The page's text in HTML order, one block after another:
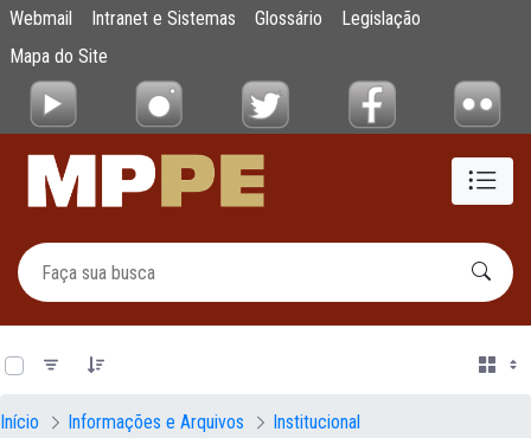
Pular para o Conteúdo principal
Documentos
Webmail Intranet e Sistemas Glossário
Legislação
Mapa do Site
Início Informações e Arquivos
Institucional